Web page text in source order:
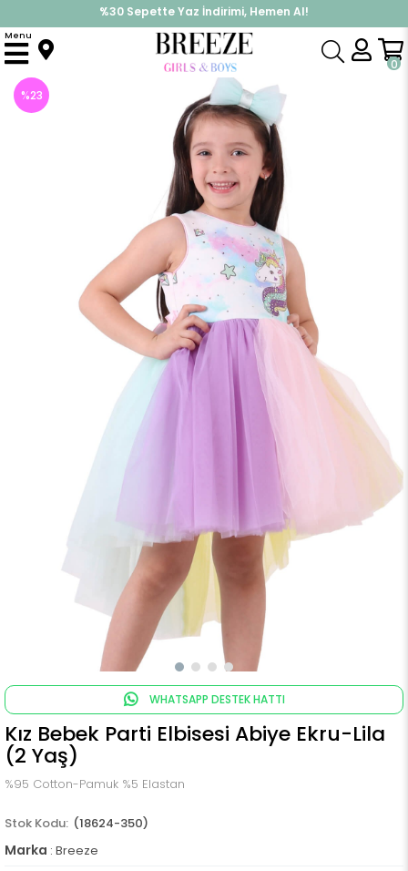
%30 Sepette Yaz İndirimi, Hemen Al!
İndirimlere ek %10 İndirimi Kap, Hemen Üye Ol!
0
Menu
Anasayfa Elbise Modelleri Yazlık Elbise Kız Bebek Parti Elbisesi Abiye Ekru-Lila (2 Yaş)
%23
WHATSAPP DESTEK HATTI
Kız Bebek Parti Elbisesi Abiye Ekru-Lila
(2 Yaş)
%95 Cotton-Pamuk %5 Elastan
(18624-350)
Marka : Breeze